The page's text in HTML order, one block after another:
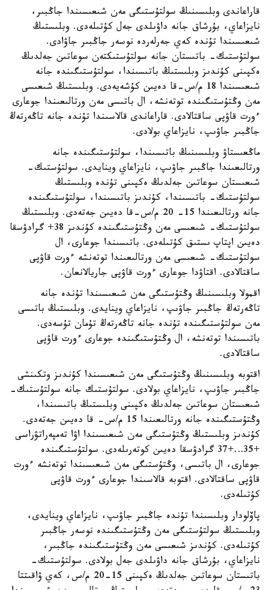
قاراعاندى وبلىسىنىڭ سولتۇستىگى مەن شىعىسىندا جاڭبىر،
نايزاعاي، بۇرشاق جانە داۋىلدى جەل كۇتىلەدى. وبلىستىڭ
شىعىسىندا تۇندە كەي جەرلەردە نوسەر جاڭبىر جاۋادى.
سولتۇستىك- باتىستان جانە سولتۇستىكتەن سوعاتىن جەلدىڭ
ەكپىنى كۇندىز وبلىستىڭ باتىسىندا، سولتۇستىگىندە جانە
شىعىسىندا 18 م/س-قا دەيىن كۇشەيەدى. وبلىستىڭ شىعىسى
مەن وڭتۇستىگىندە توتەنشە، ال باتىسى مەن ورتالىعىندا جوعارى
ءورت قاۋپى ساقتالادى. قاراعاندى قالاسىندا تۇندە جانە تاڭەرتەڭ
جاڭبىر جاۋىپ، نايزاعاي بولادى.
ماڭعىستاۋ وبلىسىنىڭ باتىسىندا، سولتۇستىگىندە جانە
ورتالىعىندا جاڭبىر جاۋىپ، نايزاعاي وينايدى. سولتۇستىك-
شىعىستان سوعاتىن جەلدىڭ ەكپىنى تۇندە وبلىستىڭ
سولتۇستىك- باتىسىندا، كۇندىز باتىسىندا، سولتۇستىگىندە
جانە ورتالىعىندا 15- 20 م/س-قا دەيىن جەتەدى. وبلىستىڭ
سولتۇستىك- شىعىسى مەن وڭتۇستىگىندە كۇندىز 38+ گرادۋسقا
دەيىن اپتاپ ىستىق كۇتىلەدى. باتىسىندا جوعارى، ال
سولتۇستىك- شىعىسى مەن ورتالىعىندا توتەنشە ءورت قاۋپى
ساقتالادى. اقتاۋدا جوعارى ءورت قاۋپى جاريالانعان.
اقمولا وبلىسىنىڭ وڭتۇستىگى مەن شىعىسىندا تۇندە جانە
تاڭەرتەڭ جاڭبىر جاۋىپ، نايزاعاي وينايدى. وبلىستىڭ باتىسى
مەن سولتۇستىگىندە تۇندە جانە تاڭەرتەڭ تۇمان تۇسەدى.
باتىسىندا توتەنشە، ال وڭتۇستىگىندە جوعارى ءورت قاۋپى
ساقتالادى.
اقتوبە وبلىسىنىڭ وڭتۇستىگى مەن شىعىسىندا كۇندىز وتكىنشى
جاڭبىر جاۋىپ، نايزاعاي بولادى. سولتۇستىك جانە سولتۇستىك-
شىعىستان سوعاتىن جەلدىڭ ەكپىنى وبلىستىڭ باتىسىندا،
وڭتۇستىگىندە جانە ورتالىعىندا 15 م/س- قا دەيىن جەتەدى.
كۇندىز وبلىستىڭ وڭتۇستىگى مەن شىعىسىندا اۋا تەمپەراتۋراسى
+35…+37 گرادۋسقا دەيىن كوتەرىلەدى. سولتۇستىگىندە
جوعارى، ال باتىسى، وڭتۇستىگى مەن شىعىسىندا توتەنشە ءورت
قاۋپى ساقتالادى. اقتوبە قالاسىندا جوعارى ءورت قاۋپى
كۇتىلەدى.
پاۆلودار وبلىسىندا تۇندە جاڭبىر جاۋىپ، نايزاعاي وينايدى،
وبلىستىڭ سولتۇستىگى مەن وڭتۇستىگىندە نوسەر جاڭبىر
كۇتىلەدى. كۇندىز شىعىسى مەن وڭتۇستىگىندە جاڭبىر،
نايزاعاي، بۇرشاق جانە داۋىلدى جەل بولادى. سولتۇستىك-
باتىستان سوعاتىن جەلدىڭ ەكپىنى 15-20 م/س، كەي ۋاقىتتا